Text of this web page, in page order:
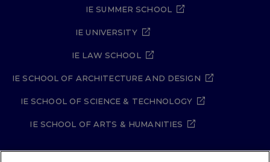
IE SUMMER SCHOOL
IE UNIVERSITY
IE LAW SCHOOL
IE SCHOOL OF ARCHITECTURE AND DESIGN
IE SCHOOL OF SCIENCE & TECHNOLOGY
IE SCHOOL OF ARTS & HUMANITIES